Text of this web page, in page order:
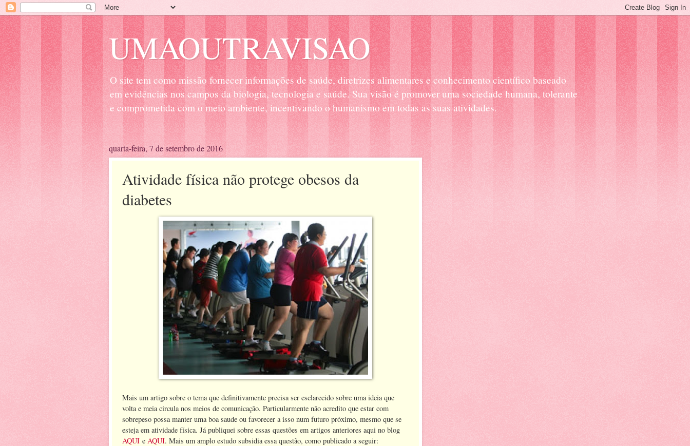
UMAOUTRAVISAO
O site tem como missão fornecer informações de saúde, diretrizes alimentares e conhecimento científico baseado
em evidências nos campos da biologia, tecnologia e saúde. Sua visão é promover uma sociedade humana, tolerante
e comprometida com o meio ambiente, incentivando o humanismo em todas as suas atividades.
quarta-feira, 7 de setembro de 2016
Atividade física não protege obesos da
diabetes
Mais um artigo sobre o tema que definitivamente precisa ser esclarecido sobre uma ideia que
volta e meia circula nos meios de comunicação. Particularmente não acredito que estar com
sobrepeso possa manter uma boa saude ou favorecer a isso num futuro próximo, mesmo que se
esteja em atividade física. Já publiquei sobre essas questões em artigos anteriores aqui no blog
AQUI e AQUI. Mais um amplo estudo subsidia essa questão, como publicado a seguir: